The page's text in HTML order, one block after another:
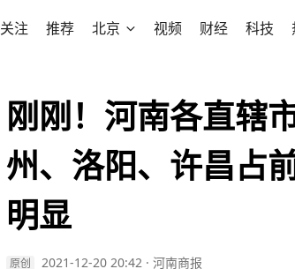
关注 推荐 北京 视频 财经 科技
刚刚！河南各直辖
州、洛阳、许昌占
明显
原创 2021-12-20 20:42 · 河南商报